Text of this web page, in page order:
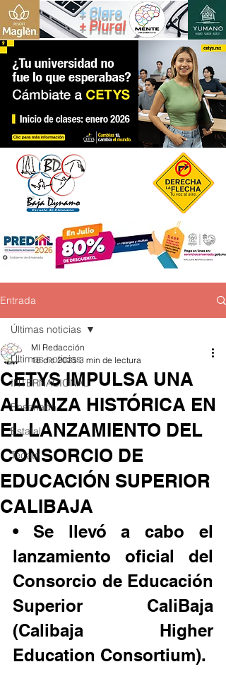
+ Claro
+ Plural
Entrada
Últimas noticias
INTERNACIONAL
Ensenada
Estatal
Tecate
Últimas noticias
CETYS IMPULSA UNA
ALIANZA HISTÓRICA EN
EL LANZAMIENTO DEL
CONSORCIO DE
EDUCACIÓN SUPERIOR
CALIBAJA
MI Redacción
18 dic 2025 3 min de lectura
• Se llevó a cabo el
lanzamiento oficial del
Consorcio de Educación
Superior CaliBaja
(Calibaja Higher
Education Consortium).